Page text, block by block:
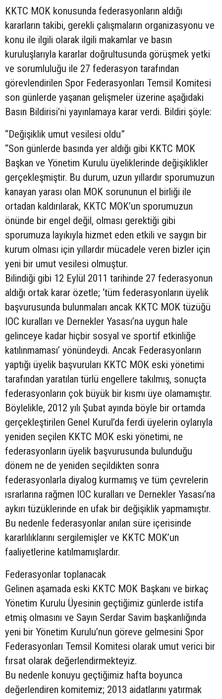
KKTC MOK konusunda federasyonların aldığı
kararların takibi, gerekli çalışmaların organizasyonu ve
konu ile ilgili olarak ilgili makamlar ve basın
kuruluşlarıyla kararlar doğrultusunda görüşmek yetki
ve sorumluluğu ile 27 federasyon tarafından
görevlendirilen Spor Federasyonları Temsil Komitesi
son günlerde yaşanan gelişmeler üzerine aşağıdaki
Basın Bildirisi’ni yayınlamaya karar verdi. Bildiri şöyle:
“Değişiklik umut vesilesi oldu”
“Son günlerde basında yer aldığı gibi KKTC MOK
Başkan ve Yönetim Kurulu üyeliklerinde değişiklikler
gerçekleşmiştir. Bu durum, uzun yıllardır sporumuzun
kanayan yarası olan MOK sorununun el birliği ile
ortadan kaldırılarak, KKTC MOK’un sporumuzun
önünde bir engel değil, olması gerektiği gibi
sporumuza layıkıyla hizmet eden etkili ve saygın bir
kurum olması için yıllardır mücadele veren bizler için
yeni bir umut vesilesi olmuştur.
Bilindiği gibi 12 Eylül 2011 tarihinde 27 federasyonun
aldığı ortak karar özetle; ‘tüm federasyonların üyelik
başvurusunda bulunmaları ancak KKTC MOK tüzüğü
IOC kuralları ve Dernekler Yasası’na uygun hale
gelinceye kadar hiçbir sosyal ve sportif etkinliğe
katılınmaması’ yönündeydi. Ancak Federasyonların
yaptığı üyelik başvuruları KKTC MOK eski yönetimi
tarafından yaratılan türlü engellere takılmış, sonuçta
federasyonların çok büyük bir kısmı üye olamamıştır.
Böylelikle, 2012 yılı Şubat ayında böyle bir ortamda
gerçekleştirilen Genel Kurul’da ferdi üyelerin oylarıyla
yeniden seçilen KKTC MOK eski yönetimi, ne
federasyonların üyelik başvurusunda bulunduğu
dönem ne de yeniden seçildikten sonra
federasyonlarla diyalog kurmamış ve tüm çevrelerin
ısrarlarına rağmen IOC kuralları ve Dernekler Yasası’na
aykırı tüzüklerinde en ufak bir değişiklik yapmamıştır.
Bu nedenle federasyonlar anılan süre içerisinde
kararlılıklarını sergilemişler ve KKTC MOK’un
faaliyetlerine katılmamışlardır.
Federasyonlar toplanacak
Gelinen aşamada eski KKTC MOK Başkanı ve birkaç
Yönetim Kurulu Üyesinin geçtiğimiz günlerde istifa
etmiş olmasını ve Sayın Serdar Savim başkanlığında
yeni bir Yönetim Kurulu’nun göreve gelmesini Spor
Federasyonları Temsil Komitesi olarak umut verici bir
fırsat olarak değerlendirmekteyiz.
Bu nedenle konuyu geçtiğimiz hafta boyunca
değerlendiren komitemiz; 2013 aidatlarını yatırmak